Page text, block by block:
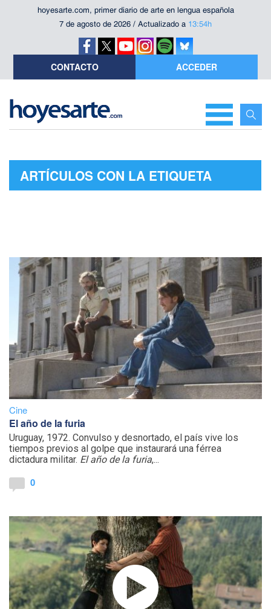
hoyesarte.com, primer diario de arte en lengua española
7 de agosto de 2026 / Actualizado a 13:54h
CONTACTO ACCEDER
ARTÍCULOS CON LA ETIQUETA
Cine
El año de la furia
Uruguay, 1972. Convulso y desnortado, el país vive los
tiempos previos al golpe que instaurará una férrea
dictadura militar. El año de la furia,...
0